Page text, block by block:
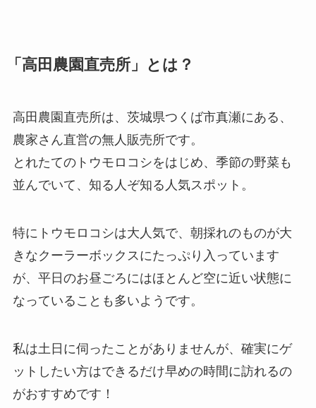
「高田農園直売所」とは？
高田農園直売所は、茨城県つくば市真瀬にある、
農家さん直営の無人販売所です。
とれたてのトウモロコシをはじめ、季節の野菜も
並んでいて、知る人ぞ知る人気スポット。
特にトウモロコシは大人気で、朝採れのものが大
きなクーラーボックスにたっぷり入っています
が、平日のお昼ごろにはほとんど空に近い状態に
なっていることも多いようです。
私は土日に伺ったことがありませんが、確実にゲ
ットしたい方はできるだけ早めの時間に訪れるの
がおすすめです！